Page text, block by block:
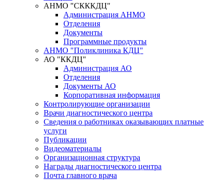
АНМО "СКККДЦ"
Администрация АНМО
Отделения
Документы
Программные продукты
АНМО "Поликлиника КДЦ"
АО "ККДЦ"
Администрация АО
Отделения
Документы АО
Корпоративная информация
Контролирующие организации
Врачи диагностического центра
Сведения о работниках оказывающих платные
услуги
Публикации
Видеоматериалы
Организационная структура
Награды диагностического центра
Почта главного врача